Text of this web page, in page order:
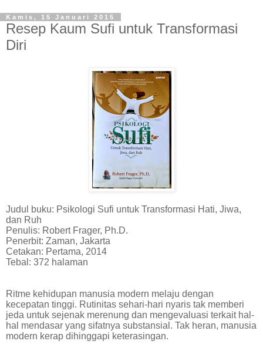
Kamis, 15 Januari 2015
Resep Kaum Sufi untuk Transformasi
Diri
Judul buku: Psikologi Sufi untuk Transformasi Hati, Jiwa,
dan Ruh
Penulis: Robert Frager, Ph.D.
Penerbit: Zaman, Jakarta
Cetakan: Pertama, 2014
Tebal: 372 halaman
Ritme kehidupan manusia modern melaju dengan
kecepatan tinggi. Rutinitas sehari-hari nyaris tak memberi
jeda untuk sejenak merenung dan mengevaluasi terkait hal-
hal mendasar yang sifatnya substansial. Tak heran, manusia
modern kerap dihinggapi keterasingan.